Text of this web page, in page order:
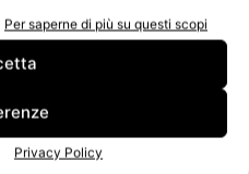
Per saperne di più su questi scopi
Privacy Policy